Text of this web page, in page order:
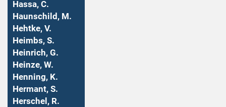
Hassa, C.
Haunschild, M.
Hehtke, V.
Heimbs, S.
Heinrich, G.
Heinze, W.
Henning, K.
Hermant, S.
Herschel, R.